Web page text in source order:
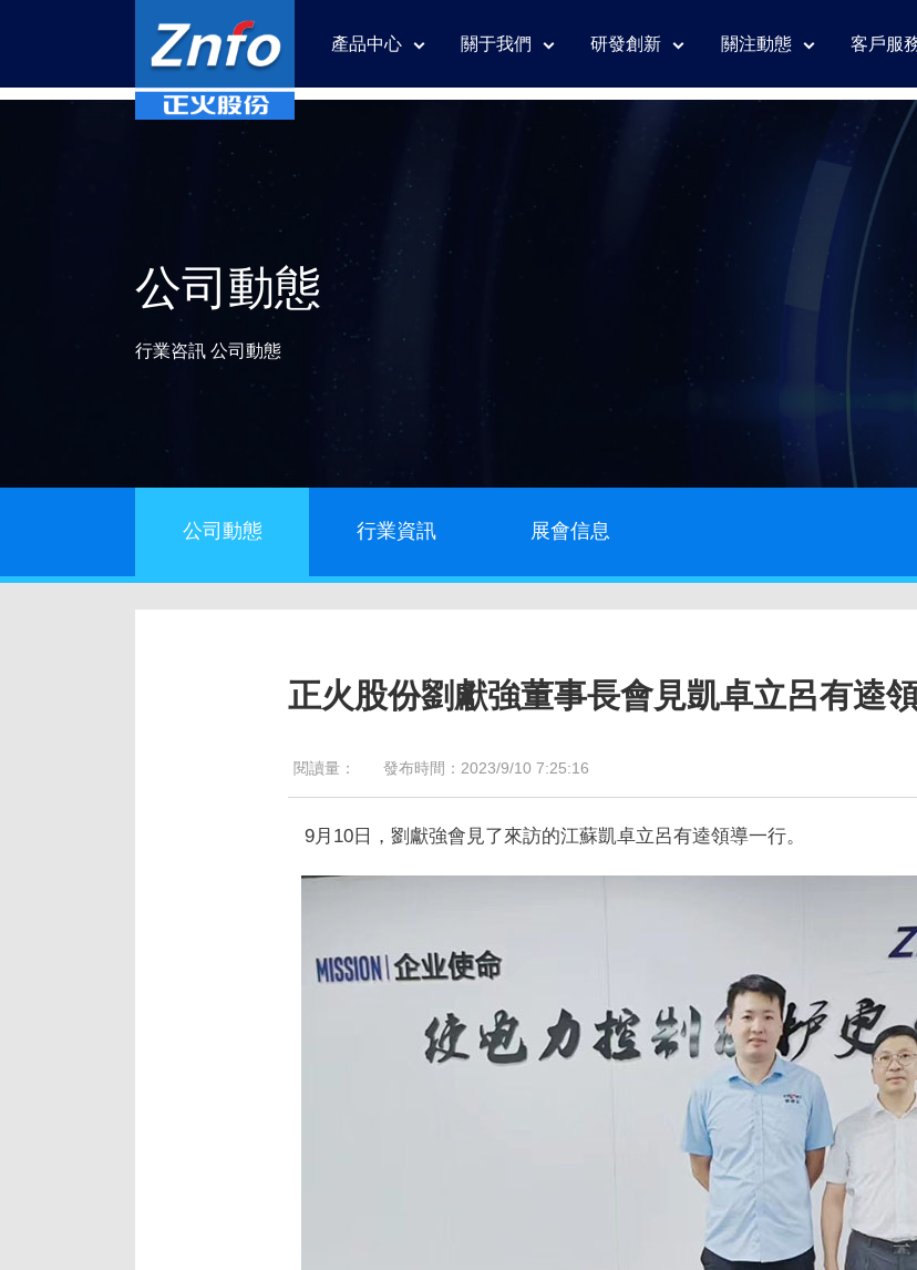
產品中心 關于我們 研發創新 關注動態 客戶服
公司動態
行業咨訊 公司動態
公司動態 行業資訊 展會信息
正火股份劉獻強董事長會見凱卓立呂有逵
閱讀量： 發布時間：2023/9/10 7:25:16
9月10日，劉獻強會見了來訪的江蘇凱卓立呂有逵領導一行。